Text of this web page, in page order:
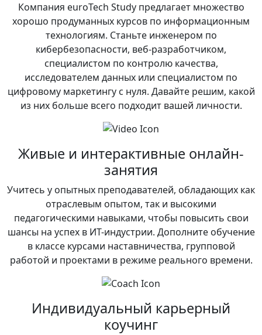
Компания euroTech Study предлагает множество
хорошо продуманных курсов по информационным
технологиям. Станьте инженером по
кибербезопасности, веб-разработчиком,
специалистом по контролю качества,
исследователем данных или специалистом по
цифровому маркетингу с нуля. Давайте решим, какой
из них больше всего подходит вашей личности.
Живые и интерактивные онлайн-
занятия
Учитесь у опытных преподавателей, обладающих как
отраслевым опытом, так и высокими
педагогическими навыками, чтобы повысить свои
шансы на успех в ИТ-индустрии. Дополните обучение
в классе курсами наставничества, групповой
работой и проектами в режиме реального времени.
Индивидуальный карьерный
коучинг